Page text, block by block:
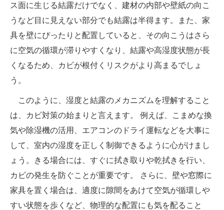
ス面に生じる結露だけでなく、建材の内部や壁紙の向こ
うなど目に見えない部分でも結露は半得ます。また、家
具を壁にぴったりと配置していると、その向こうはさら
に空気の循環が滞りやすくなり、結露や高湿度状態が長
くなるため、カビが根付くリスクがより高まるでしょ
う。
このように、湿度と結露のメカニズムを理解すること
は、カビ対策の始まりと言えます。 例えば、こまめな換
気や除湿機の活用、エアコンのドライ運転などを大事に
して、室内の湿度を正しく制御できるように心がけまし
ょう。きる場合には、すぐに拭き取りや乾拭きを行い、
カビの発生を防ぐことが重要です。 さらに、壁や窓際に
家具を置く場合は、適度に隙間をあけて空気が循環しや
すい状態を歩くなど、物理的な配置にも気を配ること